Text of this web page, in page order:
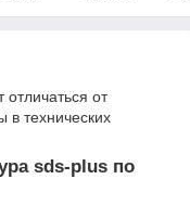
от
в технических
sds-plus по